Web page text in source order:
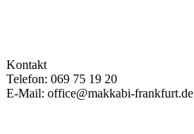
Kontakt
Telefon: 069 75 19 20
E-Mail: office@makkabi-frankfurt.de